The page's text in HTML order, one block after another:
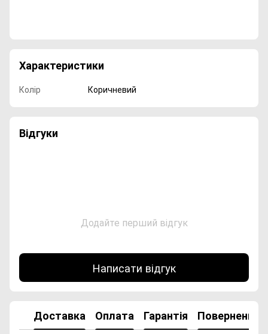
Характеристики
Колір Коричневий
Відгуки
Додайте перший відгук
Написати відгук
Доставка Оплата Гарантія Повернення